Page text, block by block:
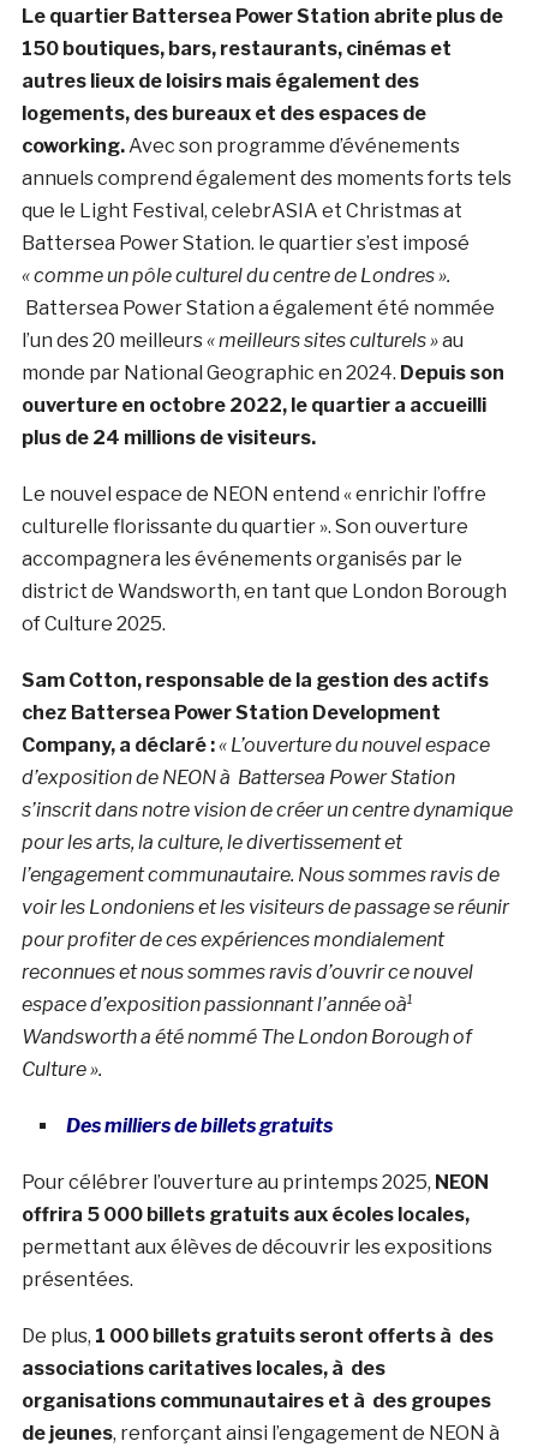
Le quartier Battersea Power Station abrite plus de
150 boutiques, bars, restaurants, cinémas et
autres lieux de loisirs mais également des
logements, des bureaux et des espaces de
coworking.Avec son programme d’événements
annuels comprend également des moments forts tels
que le Light Festival, celebrASIA et Christmas at
Battersea Power Station. le quartier s’est imposé
« comme un pôle culturel du centre de Londres ».
Battersea Power Station a également été nommée
l’un des 20 meilleurs« meilleurs sites culturels »au
monde par National Geographic en 2024. Depuis son
ouverture en octobre 2022, le quartier a accueilli
plus de 24 millions de visiteurs.
Le nouvel espace de NEON entend « enrichir l’offre
culturelle florissante du quartier ». Son ouverture
accompagnera les événements organisés par le
district de Wandsworth, en tant que London Borough
of Culture 2025.
Sam Cotton, responsable de la gestion des actifs
chez Battersea Power Station Development
Company, a déclaré :« L’ouverture du nouvel espace
d’exposition de NEON à Battersea Power Station
s’inscrit dans notre vision de créer un centre dynamique
pour les arts, la culture, le divertissement et
l’engagement communautaire. Nous sommes ravis de
voir les Londoniens et les visiteurs de passage se réunir
pour profiter de ces expériences mondialement
reconnues et nous sommes ravis d’ouvrir ce nouvel
espace d’exposition passionnant l’année oà¹
Wandsworth a été nommé The London Borough of
Culture ».
Des milliers de billets gratuits
Pour célébrer l’ouverture au printemps 2025, NEON
offrira 5 000 billets gratuits aux écoles locales,
permettant aux élèves de découvrir les expositions
présentées.
De plus, 1 000 billets gratuits seront offerts à des
associations caritatives locales, à des
organisations communautaires et à des groupes
de jeunes, renforçant ainsi l’engagement de NEON à